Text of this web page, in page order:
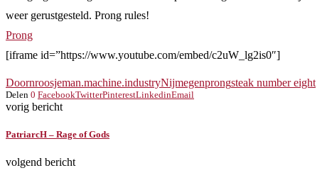
weer gerustgesteld. Prong rules!
Prong
[iframe id=”https://www.youtube.com/embed/c2uW_lg2is0″]
Doornroosjeman.machine.industryNijmegenprongsteak number eight
Delen 0 FacebookTwitterPinterestLinkedinEmail
vorig bericht
PatriarcH – Rage of Gods
volgend bericht